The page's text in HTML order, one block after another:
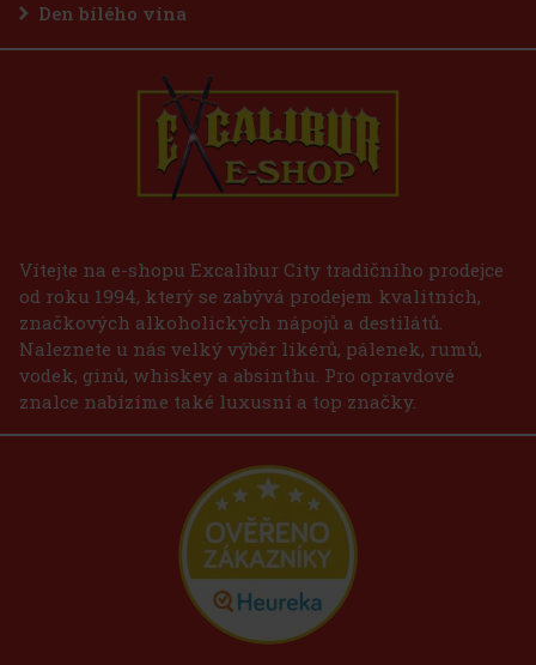
Den bílého vína
Vítejte na e-shopu Excalibur City tradičního prodejce
od roku 1994, který se zabývá prodejem kvalitních,
značkových alkoholických nápojů a destilátů.
Naleznete u nás velký výběr likérů, pálenek, rumů,
vodek, ginů, whiskey a absinthu. Pro opravdové
znalce nabízíme také luxusní a top značky.